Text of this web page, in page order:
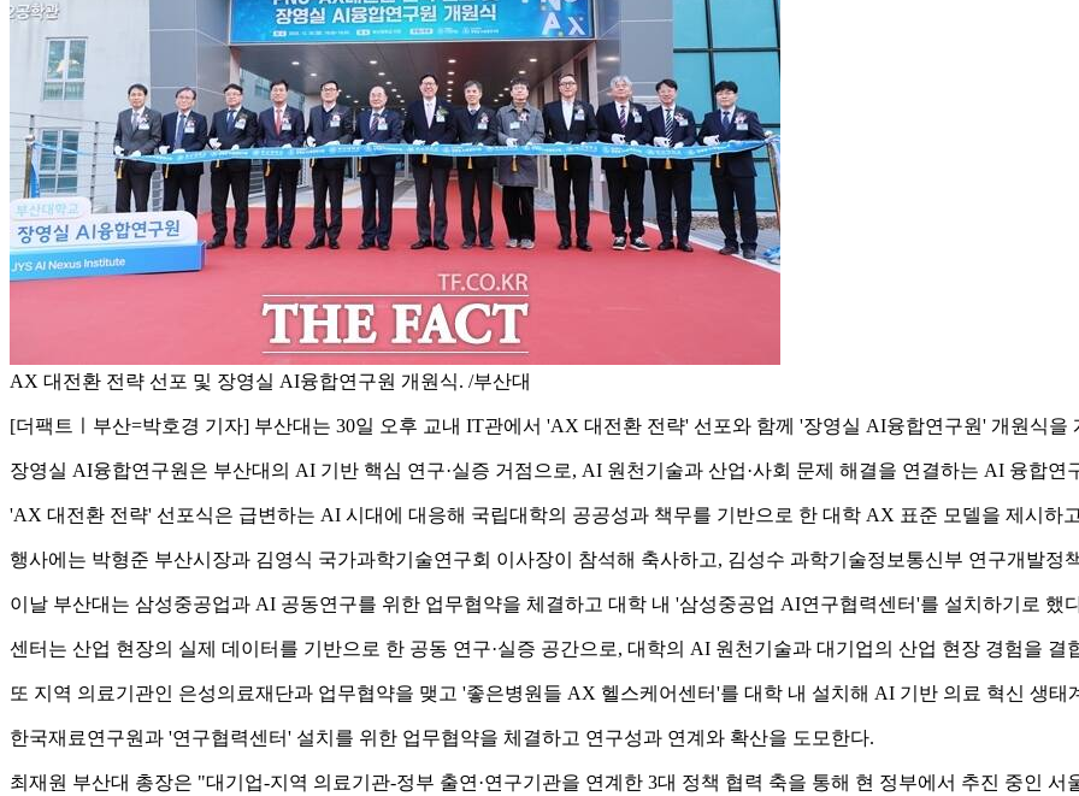
AX 대전환 전략 선포 및 장영실 AI융합연구원 개원식. /부산대
[더팩트ㅣ부산=박호경 기자] 부산대는 30일 오후 교내 IT관에서 'AX 대전환 전략' 선포와 함께 '장영실 AI융합연구원' 개원식을
장영실 AI융합연구원은 부산대의 AI 기반 핵심 연구·실증 거점으로, AI 원천기술과 산업·사회 문제 해결을 연결하는 AI 융합연
'AX 대전환 전략' 선포식은 급변하는 AI 시대에 대응해 국립대학의 공공성과 책무를 기반으로 한 대학 AX 표준 모델을 제시하
행사에는 박형준 부산시장과 김영식 국가과학기술연구회 이사장이 참석해 축사하고, 김성수 과학기술정보통신부 연구개발
이날 부산대는 삼성중공업과 AI 공동연구를 위한 업무협약을 체결하고 대학 내 '삼성중공업 AI연구협력센터'를 설치하기로 했
센터는 산업 현장의 실제 데이터를 기반으로 한 공동 연구·실증 공간으로, 대학의 AI 원천기술과 대기업의 산업 현장 경험을 결
또 지역 의료기관인 은성의료재단과 업무협약을 맺고 '좋은병원들 AX 헬스케어센터'를 대학 내 설치해 AI 기반 의료 혁신 생태
한국재료연구원과 '연구협력센터' 설치를 위한 업무협약을 체결하고 연구성과 연계와 확산을 도모한다.
최재원 부산대 총장은 "대기업-지역 의료기관-정부 출연·연구기관을 연계한 3대 정책 협력 축을 통해 현 정부에서 추진 중인